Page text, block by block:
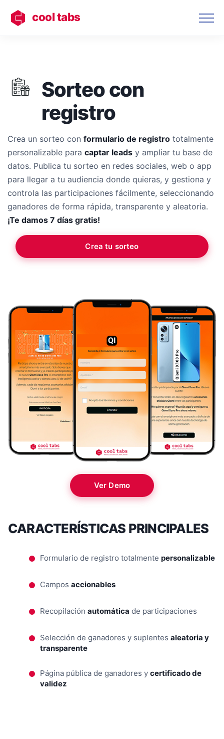
cool tabs
Sorteo con
registro
Crea un sorteo con formulario de registro totalmente
personalizable para captar leads y ampliar tu base de
datos. Publica tu sorteo en redes sociales, web o app
para llegar a tu audiencia donde quieras, y gestiona y
controla las participaciones fácilmente, seleccionando
ganadores de forma rápida, transparente y aleatoria.
¡Te damos 7 días gratis!
Crea tu sorteo
Ver Demo
CARACTERÍSTICAS PRINCIPALES
Formulario de registro totalmente personalizable
Campos accionables
Recopilación automática de participaciones
Selección de ganadores y suplentes aleatoria y
transparente
Página pública de ganadores y certificado de
validez